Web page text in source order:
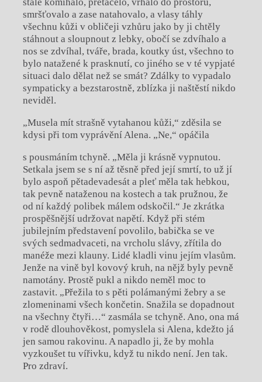
smršťovalo a zase natahovalo, a vlasy táhly
všechnu kůži v obličeji vzhůru jako by ji chtěly
stáhnout a sloupnout z lebky, obočí se zdvíhalo a
nos se zdvíhal, tváře, brada, koutky úst, všechno to
bylo natažené k prasknutí, co jiného se v té vypjaté
situaci dalo dělat než se smát? Zdálky to vypadalo
sympaticky a bezstarostně, zblízka ji naštěstí nikdo
neviděl.
„Musela mít strašně vytahanou kůži,“ zděsila se
kdysi při tom vyprávění Alena. „Ne,“ opáčila
s pousmáním tchyně. „Měla ji krásně vypnutou.
Setkala jsem se s ní až těsně před její smrtí, to už jí
bylo aspoň pětadevadesát a pleť měla tak hebkou,
tak pevně nataženou na kostech a tak pružnou, že
od ní každý polibek málem odskočil.“ Je zkrátka
prospěšnější udržovat napětí. Když při stém
jubilejním představení povolilo, babička se ve
svých sedmadvaceti, na vrcholu slávy, zřítila do
manéže mezi klauny. Lidé kladli vinu jejím vlasům.
Jenže na vině byl kovový kruh, na nějž byly pevně
namotány. Prostě pukl a nikdo neměl moc to
zastavit. „Přežila to s pěti polámanými žebry a se
zlomeninami všech končetin. Snažila se dopadnout
na všechny čtyři…“ zasmála se tchyně. Ano, ona má
v rodě dlouhověkost, pomyslela si Alena, kdežto já
jen samou rakovinu. A napadlo ji, že by mohla
vyzkoušet tu vířivku, když tu nikdo není. Jen tak.
Pro zdraví.